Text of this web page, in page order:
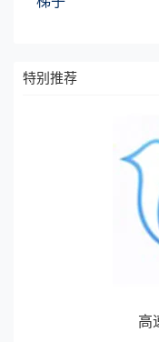
特别推荐
高